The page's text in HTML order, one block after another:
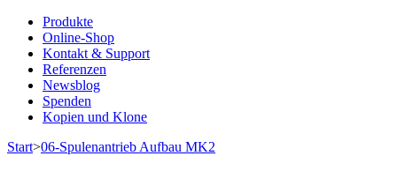
Produkte
Online-Shop
Kontakt & Support
Referenzen
Newsblog
Spenden
Kopien und Klone
Start>06-Spulenantrieb Aufbau MK2